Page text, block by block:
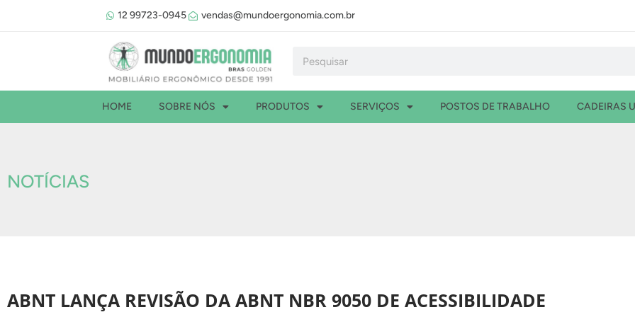
12 99723-0945 vendas@mundoergonomia.com.br
Pesquisar
HOME SOBRE NÓS PRODUTOS SERVIÇOS POSTOS DE TRABALHO CADEIRAS
NOTÍCIAS
ABNT LANÇA REVISÃO DA ABNT NBR 9050 DE ACESSIBILIDADE